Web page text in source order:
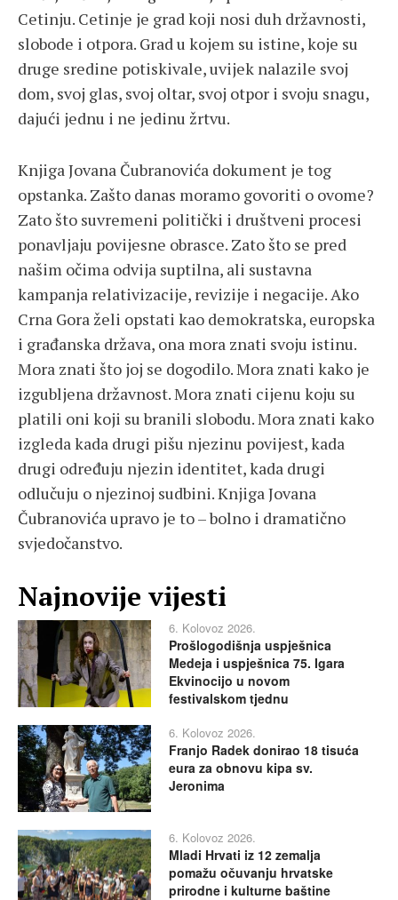
Cetinju. Cetinje je grad koji nosi duh državnosti,
slobode i otpora. Grad u kojem su istine, koje su
druge sredine potiskivale, uvijek nalazile svoj
dom, svoj glas, svoj oltar, svoj otpor i svoju snagu,
dajući jednu i ne jedinu žrtvu.
Knjiga Jovana Čubranovića dokument je tog
opstanka. Zašto danas moramo govoriti o ovome?
Zato što suvremeni politički i društveni procesi
ponavljaju povijesne obrasce. Zato što se pred
našim očima odvija suptilna, ali sustavna
kampanja relativizacije, revizije i negacije. Ako
Crna Gora želi opstati kao demokratska, europska
i građanska država, ona mora znati svoju istinu.
Mora znati što joj se dogodilo. Mora znati kako je
izgubljena državnost. Mora znati cijenu koju su
platili oni koji su branili slobodu. Mora znati kako
izgleda kada drugi pišu njezinu povijest, kada
drugi određuju njezin identitet, kada drugi
odlučuju o njezinoj sudbini. Knjiga Jovana
Čubranovića upravo je to – bolno i dramatično
svjedočanstvo.
Najnovije vijesti
6. Kolovoz 2026.
Prošlogodišnja uspješnica
Medeja i uspješnica 75. Igara
Ekvinocijo u novom
festivalskom tjednu
6. Kolovoz 2026.
Franjo Radek donirao 18 tisuća
eura za obnovu kipa sv.
Jeronima
6. Kolovoz 2026.
Mladi Hrvati iz 12 zemalja
pomažu očuvanju hrvatske
prirodne i kulturne baštine